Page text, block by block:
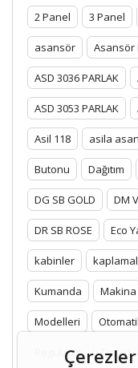
2 Panel 3 Panel
asansör Asansör
ASD 3036 PARLAK
ASD 3053 PARLAK
Asil 118 asila
Butonu Dağıtım
DG SB GOLD DM
DR SB ROSE Eco
kabinler
Kumanda Makina
Modelleri
Regülatör Tavan